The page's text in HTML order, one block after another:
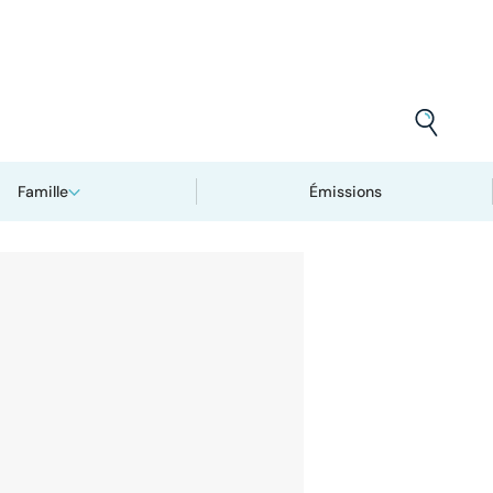
Famille Émissions